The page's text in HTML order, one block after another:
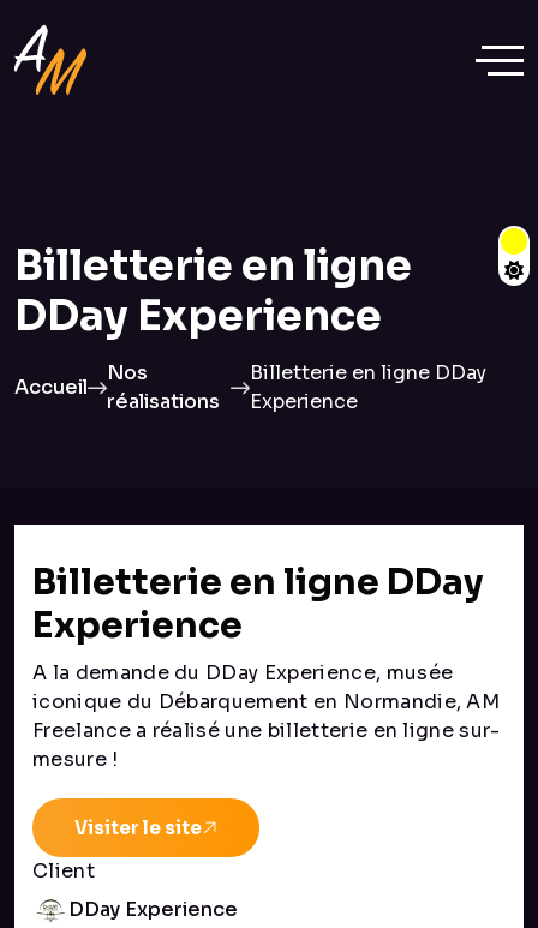
Billetterie en ligne
DDay Experience
Accueil
Nos
réalisations
Billetterie en ligne DDay
Experience
Billetterie en ligne DDay
Experience
A la demande du DDay Experience, musée
iconique du Débarquement en Normandie, AM
Freelance a réalisé une billetterie en ligne sur-
mesure !
Visiter le site
Client
DDay Experience